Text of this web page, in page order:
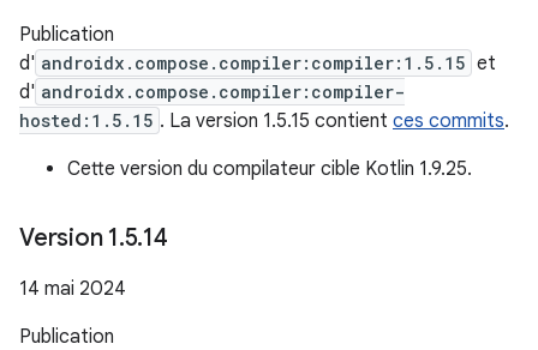
Publication
d' androidx.compose.compiler:compiler:1.5.15 et
d' androidx.compose.compiler:compiler-
hosted:1.5.15 . La version 1.5.15 contient ces commits.
Cette version du compilateur cible Kotlin 1.9.25.
Version 1.5.14
14 mai 2024
Publication